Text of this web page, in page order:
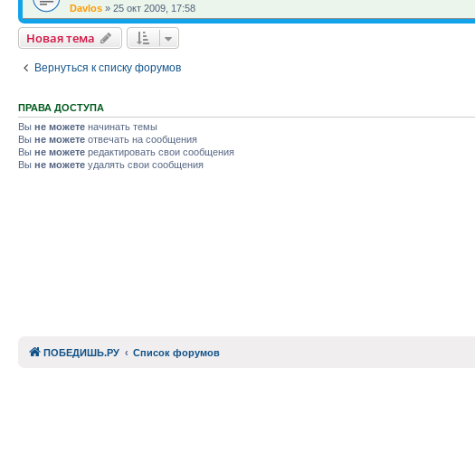
Davlos » 25 окт 2009, 17:58
Новая тема
Вернуться к списку форумов
ПРАВА ДОСТУПА
Вы не можете начинать темы
Вы не можете отвечать на сообщения
Вы не можете редактировать свои сообщения
Вы не можете удалять свои сообщения
ПОБЕДИШЬ.РУ Список форумов